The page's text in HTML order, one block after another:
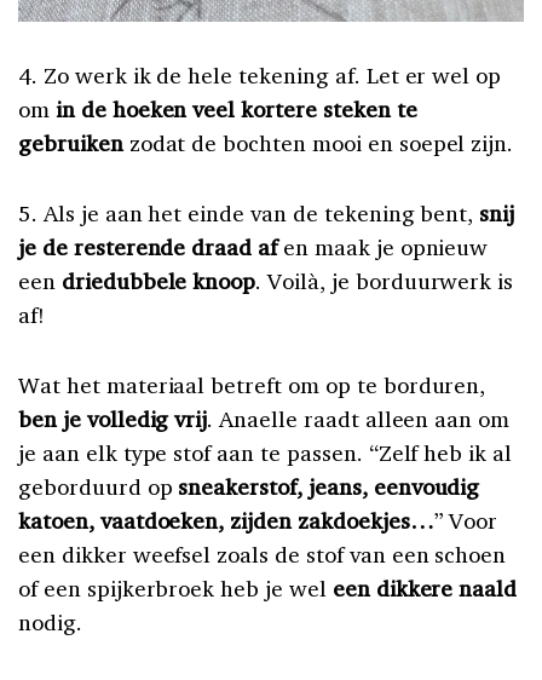
4. Zo werk ik de hele tekening af. Let er wel op
om in de hoeken veel kortere steken te
gebruikenzodat de bochten mooi en soepel zijn.
5. Als je aan het einde van de tekening bent, snij
je de resterende draad afen maak je opnieuw
een driedubbele knoop. Voilà, je borduurwerk is
af!
Wat het materiaal betreft om op te borduren,
ben je volledig vrij. Anaelle raadt alleen aan om
je aan elk type stof aan te passen. “Zelf heb ik al
geborduurd op sneakerstof, jeans, eenvoudig
katoen, vaatdoeken, zijden zakdoekjes…” Voor
een dikker weefsel zoals de stof van een schoen
of een spijkerbroek heb je wel een dikkere naald
nodig.